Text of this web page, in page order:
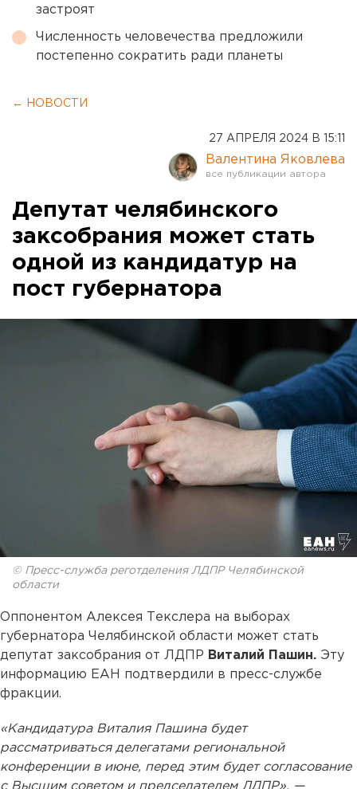
застроят
Численность человечества предложили
постепенно сократить ради планеты
← НОВОСТИ
27 АПРЕЛЯ 2024 В 15:11
Валентина Яковлева
Депутат челябинского
заксобрания может стать
одной из кандидатур на
пост губернатора
© Пресс-служба реготделения ЛДПР Челябинской
области
Оппонентом Алексея Текслера на выборах
губернатора Челябинской области может стать
депутат заксобрания от ЛДПР Виталий Пашин. Эту
информацию ЕАН подтвердили в пресс-службе
фракции.
«Кандидатура Виталия Пашина будет
рассматриваться делегатами региональной
конференции в июне, перед этим будет согласование
с Высшим советом и председателем ЛДПР», —